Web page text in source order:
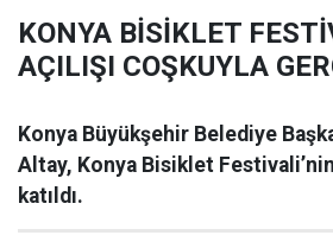
KONYA BİSİKLET
AÇILIŞI COŞKUYLA
Konya Büyükşehir Belediye
Altay, Konya Bisiklet
katıldı.